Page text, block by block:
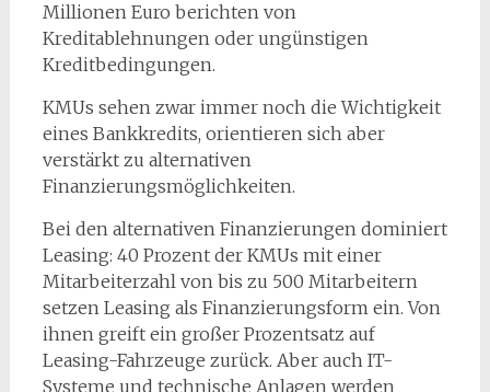
Millionen Euro berichten von
Kreditablehnungen oder ungünstigen
Kreditbedingungen.
KMUs sehen zwar immer noch die Wichtigkeit
eines Bankkredits, orientieren sich aber
verstärkt zu alternativen
Finanzierungsmöglichkeiten.
Bei den alternativen Finanzierungen dominiert
Leasing: 40 Prozent der KMUs mit einer
Mitarbeiterzahl von bis zu 500 Mitarbeitern
setzen Leasing als Finanzierungsform ein. Von
ihnen greift ein großer Prozentsatz auf
Leasing-Fahrzeuge zurück. Aber auch IT-
Systeme und technische Anlagen werden